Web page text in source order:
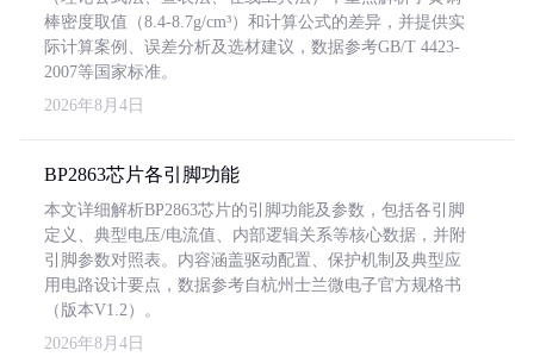
棒密度取值（8.4-8.7g/cm³）和计算公式的差异，并提供实
际计算案例、误差分析及选材建议，数据参考GB/T 4423-
2007等国家标准。
2026年8月4日
BP2863芯片各引脚功能
本文详细解析BP2863芯片的引脚功能及参数，包括各引脚
定义、典型电压/电流值、内部逻辑关系等核心数据，并附
引脚参数对照表。内容涵盖驱动配置、保护机制及典型应
用电路设计要点，数据参考自杭州士兰微电子官方规格书
（版本V1.2）。
2026年8月4日